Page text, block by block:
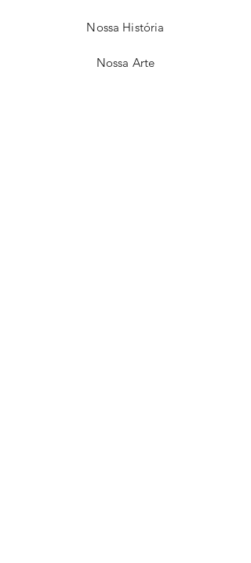
Nossa História
Nossa Arte